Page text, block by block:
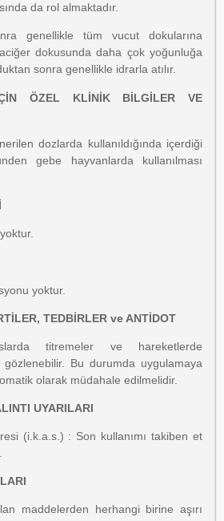
da rol almaktadır.
genellikle tüm vucut dokularına
dokusunda daha çok yoğunluğa
sonra genellikle idrarla atılır.
ÖZEL KLİNİK BİLGİLER VE
dozlarda kullanıldığında içerdiği
gebe hayvanlarda kullanılması
yoktur.
TEDBİRLER ve ANTİDOT
titremeler ve hareketlerde
gözlenebilir. Bu durumda uygulamaya
olarak müdahale edilmelidir.
UYARILARI
(i.k.a.s.) : Son kullanımı takiben et
maddelerden herhangi birine aşırı